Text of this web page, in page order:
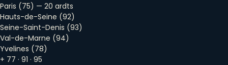
Paris (75) — 20 ardts
Hauts-de-Seine (92)
Seine-Saint-Denis (93)
Val-de-Marne (94)
Yvelines (78)
+ 77 · 91 · 95